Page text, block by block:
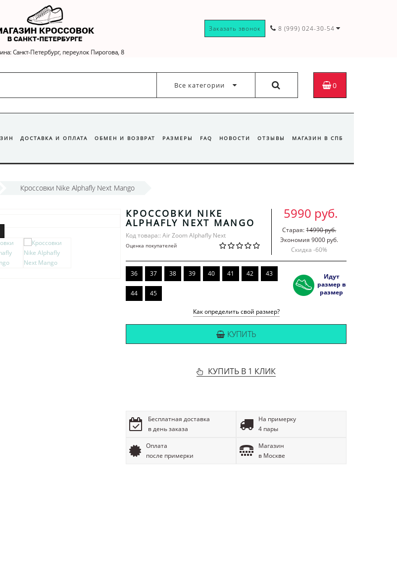
Санкт-Петербург, переулок Пирогова, 8
Заказать звонок 8 (999) 024-30-54
Все категории 0
ДОСТАВКА И ОПЛАТА ОБМЕН И ВОЗВРАТ РАЗМЕРЫ FAQ НОВОСТИ ОТЗЫВЫ МАГАЗИН В СПБ
Кроссовки Nike Alphafly Next Mango
КРОССОВКИ NIKE
ALPHAFLY NEXT MANGO
Код товара:: Air Zoom Alphafly Next
Оценка покупателей
5990 руб.
Старая:14990 руб.
Экономия 9000 руб.
Скидка -60%
36 37 38 39 40 41 42 43
44 45
Идут
размер в
размер
Как определить свой размер?
КУПИТЬ
КУПИТЬ В 1 КЛИК
Бесплатная доставка
в день заказа
На примерку
4 пары
Оплата
после примерки
Магазин
в Москве